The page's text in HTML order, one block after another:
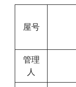
屋号
管理
人